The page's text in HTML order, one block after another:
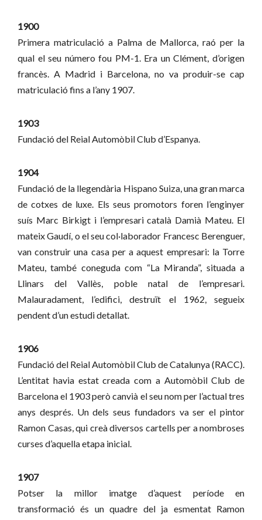
1900
Primera matriculació a Palma de Mallorca, raó per la
qual el seu número fou PM-1. Era un Clément, d’origen
francès. A Madrid i Barcelona, no va produir-se cap
matriculació fins a l’any 1907.
1903
Fundació del Reial Automòbil Club d’Espanya.
1904
Fundació de la llegendària Hispano Suiza, una gran marca
de cotxes de luxe. Els seus promotors foren l’enginyer
suís Marc Birkigt i l’empresari català Damià Mateu. El
mateix Gaudí, o el seu col·laborador Francesc Berenguer,
van construir una casa per a aquest empresari: la Torre
Mateu, també coneguda com “La Miranda”, situada a
Llinars del Vallès, poble natal de l’empresari.
Malauradament, l’edifici, destruït el 1962, segueix
pendent d’un estudi detallat.
1906
Fundació del Reial Automòbil Club de Catalunya (RACC).
L’entitat havia estat creada com a Automòbil Club de
Barcelona el 1903 però canvià el seu nom per l’actual tres
anys després. Un dels seus fundadors va ser el pintor
Ramon Casas, qui creà diversos cartells per a nombroses
curses d’aquella etapa inicial.
1907
Potser la millor imatge d’aquest període en
transformació és un quadre del ja esmentat Ramon